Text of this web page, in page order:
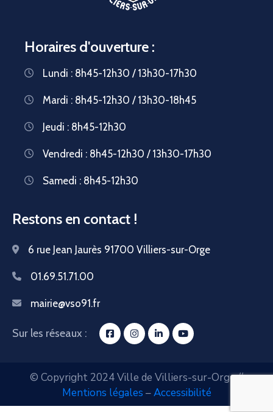
Horaires d'ouverture :
Lundi : 8h45-12h30 / 13h30-17h30
Mardi : 8h45-12h30 / 13h30-18h45
Jeudi : 8h45-12h30
Vendredi : 8h45-12h30 / 13h30-17h30
Samedi : 8h45-12h30
Restons en contact !
6 rue Jean Jaurès 91700 Villiers-sur-Orge
01.69.51.71.00
mairie@vso91.fr
Sur les réseaux :
© Copyright 2024 Ville de Villiers-sur-Orge //
Mentions légales –Accessibilité